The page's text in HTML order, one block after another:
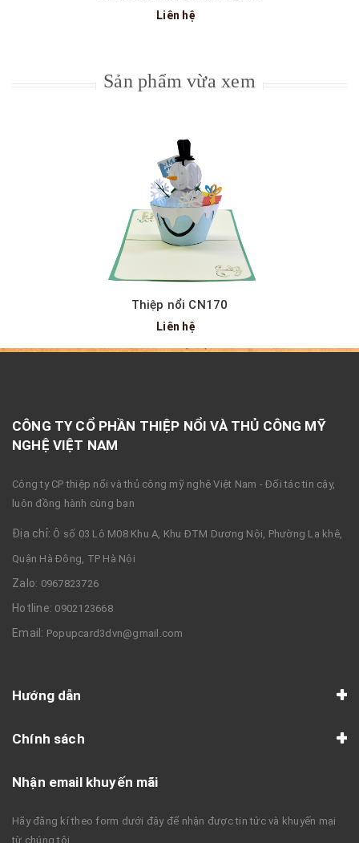
Liên hệ
Sản phẩm vừa xem
Thiệp nổi CN170
Liên hệ
CÔNG TY CỔ PHẦN THIỆP NỔI VÀ THỦ CÔNG MỸ
NGHỆ VIỆT NAM
Công ty CP thiệp nổi và thủ công mỹ nghệ Việt Nam - Đối tác tin cậy,
luôn đồng hành cùng bạn
Địa chỉ: Ô số 03 Lô M08 Khu A, Khu ĐTM Dương Nội, Phường La khê,
Quận Hà Đông, TP Hà Nội
Zalo: 0967823726
Hotline: 0902123668
Email: Popupcard3dvn@gmail.com
Hướng dẫn
Chính sách
Nhận email khuyến mãi
Hãy đăng kí theo form dưới đây để nhận được tin tức và khuyến mại